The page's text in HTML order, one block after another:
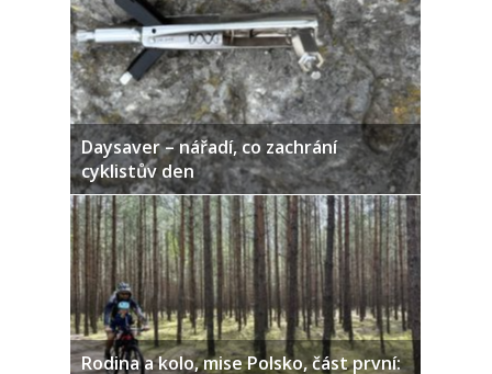
Daysaver – nářadí, co zachrání
cyklistův den
Rodina a kolo, mise Polsko, část první: